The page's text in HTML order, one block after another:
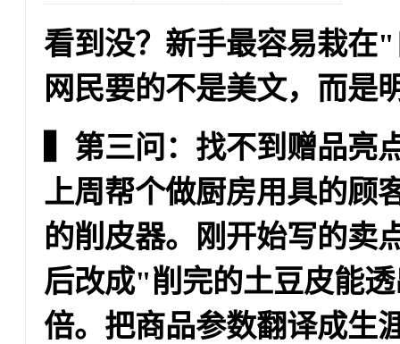
看到没？新手最容易栽在
网民要的不是美文，而是
▍第三问：找不到赠品亮
上周帮个做厨房用具的顾
的削皮器。刚开始写的
后改成"削完的土豆皮能
倍。 把商品参数翻译成生